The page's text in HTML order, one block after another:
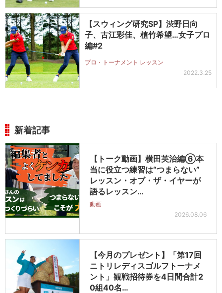
【スウィング研究SP】渋野日向
子、古江彩佳、植竹希望…女子プロ
編#2
プロ・トーナメント レッスン
2022.3.25
新着記事
【トーク動画】横田英治編⑥本
当に役立つ練習は“つまらない”
レッスン・オブ・ザ・イヤーが
語るレッスン…
動画
2026.08.06
【今月のプレゼント】「第17回
ニトリレディスゴルフトーナメ
ント」観戦招待券を4日間合計2
0組40名…